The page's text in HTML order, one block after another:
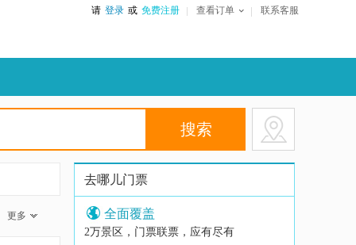
请 登录 或 免费注册 查看订单 联系客服
更多
去哪儿门票
全面覆盖
2万景区，门票联票，应有尽有